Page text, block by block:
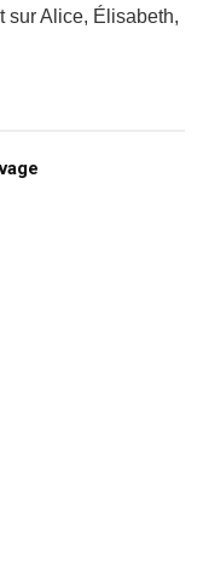
sur Alice, Élisabeth,